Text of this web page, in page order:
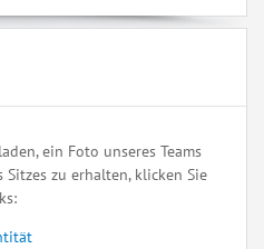
ein Foto unseres Teams
Sitzes zu erhalten, klicken Sie